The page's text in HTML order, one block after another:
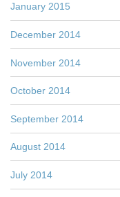
January 2015
December 2014
November 2014
October 2014
September 2014
August 2014
July 2014